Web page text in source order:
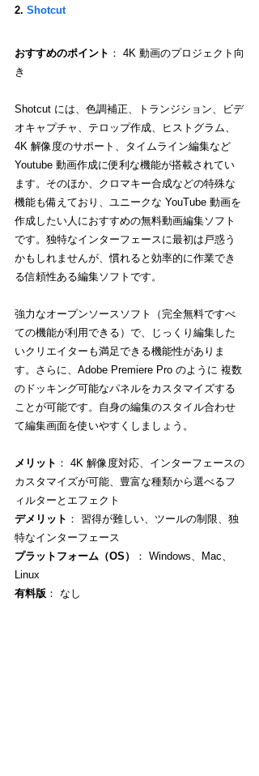
2. Shotcut
おすすめのポイント ： 4K 動画のプロジェクト向
き
Shotcut には、色調補正、トランジション、ビデ
オキャプチャ、テロップ作成、ヒストグラム、
4K 解像度のサポート、タイムライン編集など
Youtube 動画作成に便利な機能が搭載されてい
ます。そのほか、クロマキー合成などの特殊な
機能も備えており、ユニークな YouTube 動画を
作成したい人におすすめの無料動画編集ソフト
です。独特なインターフェースに最初は戸惑う
かもしれませんが、慣れると効率的に作業でき
る信頼性ある編集ソフトです。
強力なオープンソースソフト（完全無料ですべ
ての機能が利用できる）で、じっくり編集した
いクリエイターも満足できる機能性がありま
す。さらに、Adobe Premiere Pro のように 複数
のドッキング可能なパネルをカスタマイズする
ことが可能です。自身の編集のスタイル合わせ
て編集画面を使いやすくしましょう。
メリット ： 4K 解像度対応、インターフェースの
カスタマイズが可能、豊富な種類から選べるフ
ィルターとエフェクト
デメリット ： 習得が難しい、ツールの制限、独
特なインターフェース
プラットフォーム（OS）
： Windows、Mac、
Linux
有料版 ： なし